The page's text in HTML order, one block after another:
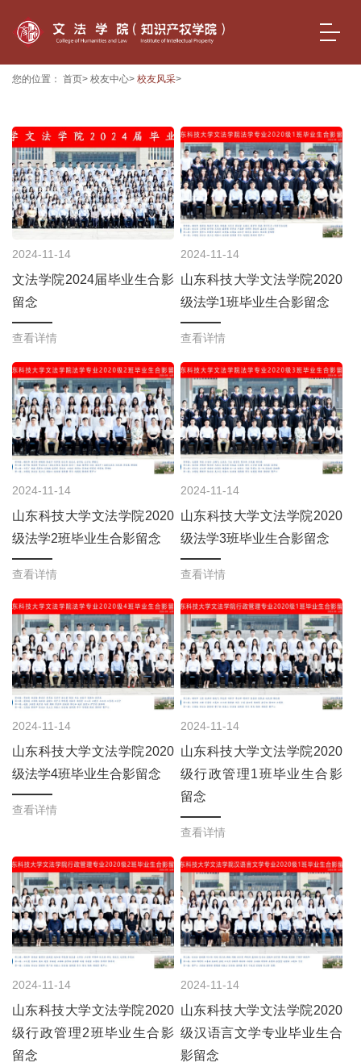
您的位置： 首页> 校友中心> 校友风采>
2024-11-14
文法学院2024届毕业生合影
留念
查看详情
2024-11-14
山东科技大学文法学院2020
级法学1班毕业生合影留念
查看详情
2024-11-14
山东科技大学文法学院2020
级法学2班毕业生合影留念
查看详情
2024-11-14
山东科技大学文法学院2020
级法学3班毕业生合影留念
查看详情
2024-11-14
山东科技大学文法学院2020
级法学4班毕业生合影留念
查看详情
2024-11-14
山东科技大学文法学院2020
级行政管理1班毕业生合影
留念
查看详情
2024-11-14
山东科技大学文法学院2020
级行政管理2班毕业生合影
留念
2024-11-14
山东科技大学文法学院2020
级汉语言文学专业毕业生合
影留念